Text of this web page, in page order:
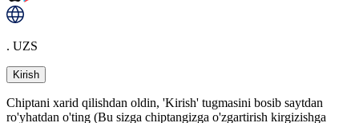
. UZS
Kirish
Chiptani xarid qilishdan oldin, 'Kirish' tugmasini bosib saytdan
ro'yhatdan o'ting (Bu sizga chiptangizga o'zgartirish kirgizishga